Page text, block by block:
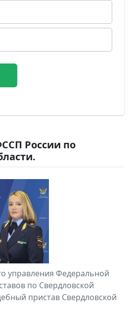
России по
управления Федеральной
по Свердловской
пристав Свердловской